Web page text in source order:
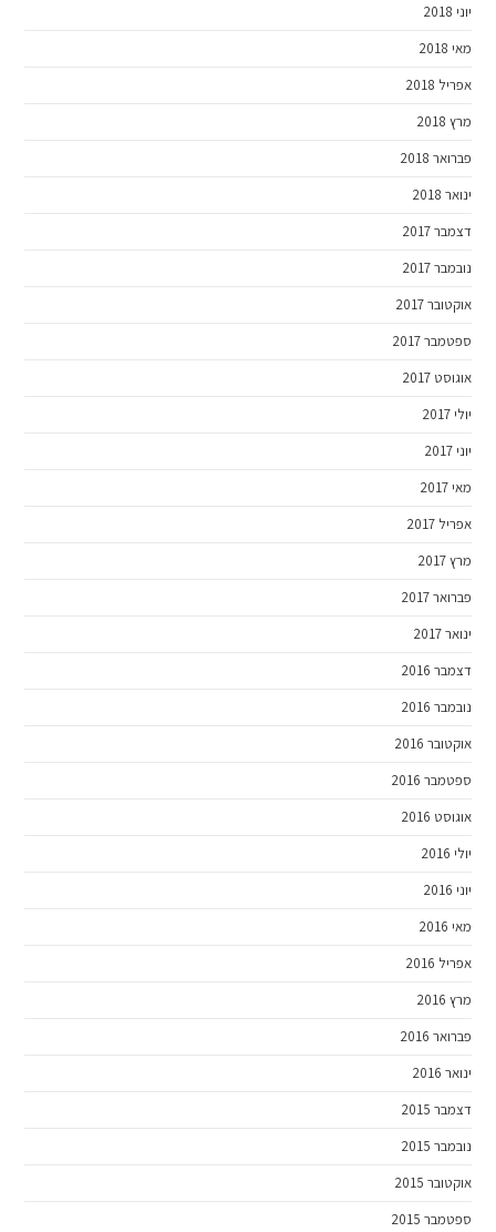
יוני 2018
מאי 2018
אפריל 2018
מרץ 2018
פברואר 2018
ינואר 2018
דצמבר 2017
נובמבר 2017
אוקטובר 2017
ספטמבר 2017
אוגוסט 2017
יולי 2017
יוני 2017
מאי 2017
אפריל 2017
מרץ 2017
פברואר 2017
ינואר 2017
דצמבר 2016
נובמבר 2016
אוקטובר 2016
ספטמבר 2016
אוגוסט 2016
יולי 2016
יוני 2016
מאי 2016
אפריל 2016
מרץ 2016
פברואר 2016
ינואר 2016
דצמבר 2015
נובמבר 2015
אוקטובר 2015
ספטמבר 2015